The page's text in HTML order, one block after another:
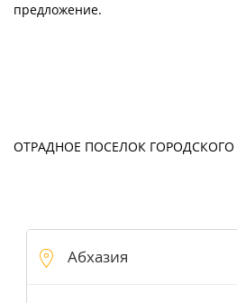
предложение.
ОТРАДНОЕ ПОСЕЛОК